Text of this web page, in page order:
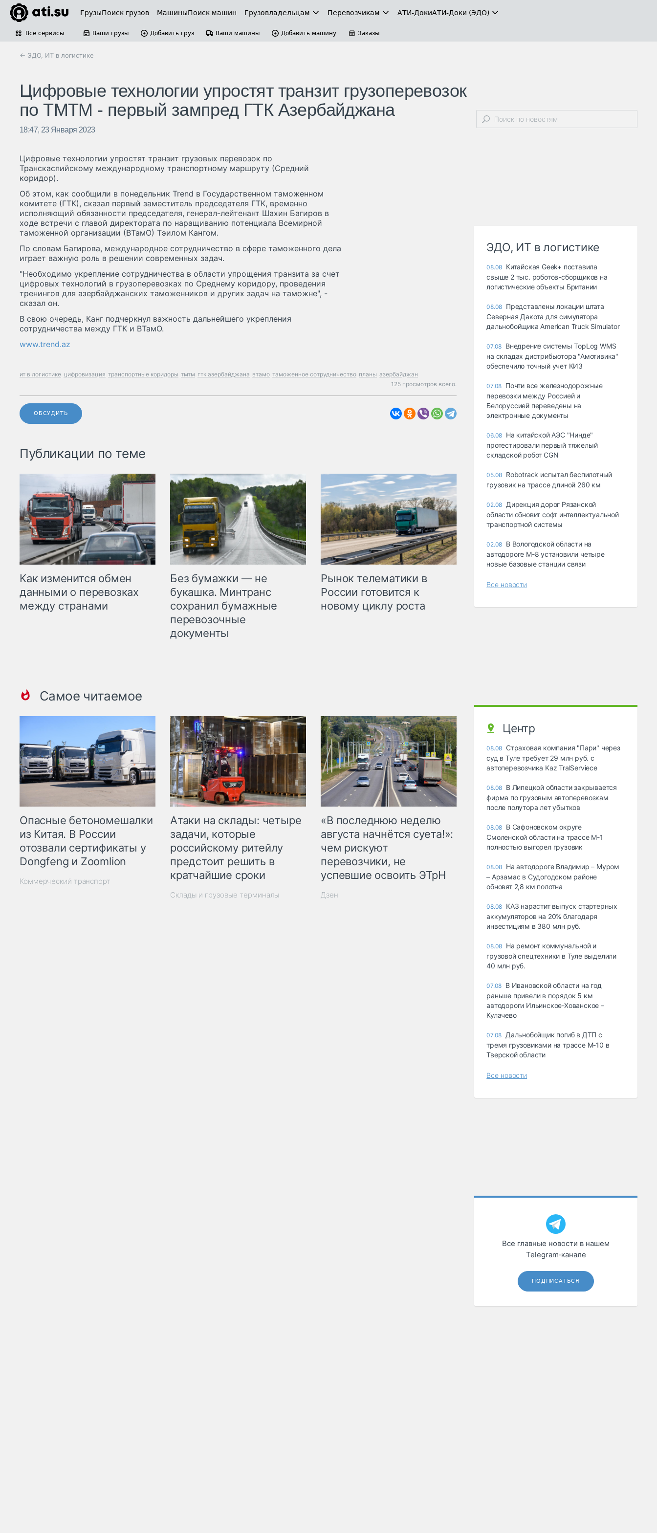
ГрузыПоиск грузов МашиныПоиск машин Грузовладельцам Перевозчикам АТИ-ДокиАТИ-Доки (ЭДО)
Все сервисы Ваши грузы Добавить груз Ваши машины Добавить машину Заказы
← ЭДО, ИТ в логистике
Цифровые технологии упростят транзит грузоперевозок
по ТМТМ - первый зампред ГТК Азербайджана
18:47, 23 Января 2023
Цифровые технологии упростят транзит грузовых перевозок по
Транскаспийскому международному транспортному маршруту (Средний
коридор).
Об этом, как сообщили в понедельник Trend в Государственном таможенном
комитете (ГТК), сказал первый заместитель председателя ГТК, временно
исполняющий обязанности председателя, генерал-лейтенант Шахин Багиров в
ходе встречи с главой директората по наращиванию потенциала Всемирной
таможенной организации (ВТамО) Тэилом Кангом.
По словам Багирова, международное сотрудничество в сфере таможенного дела
играет важную роль в решении современных задач.
"Необходимо укрепление сотрудничества в области упрощения транзита за счет
цифровых технологий в грузоперевозках по Среднему коридору, проведения
тренингов для азербайджанских таможенников и других задач на таможне", -
сказал он.
В свою очередь, Канг подчеркнул важность дальнейшего укрепления
сотрудничества между ГТК и ВТамО.
www.trend.az
ит в логистике цифровизация транспортные коридоры тмтм гтк азербайджана втамо таможенное сотрудничество планы азербайджан
125 просмотров всего.
ОБСУДИТЬ
Публикации по теме
Как изменится обмен
данными о перевозках
между странами
Без бумажки — не
букашка. Минтранс
сохранил бумажные
перевозочные
документы
Рынок телематики в
России готовится к
новому циклу роста
Самое читаемое
Опасные бетономешалки
из Китая. В России
отозвали сертификаты у
Dongfeng и Zoomlion
Коммерческий транспорт
Атаки на склады: четыре
задачи, которые
российскому ритейлу
предстоит решить в
кратчайшие сроки
Склады и грузовые терминалы
«В последнюю неделю
августа начнётся суета!»:
чем рискуют
перевозчики, не
успевшие освоить ЭТрН
Дзен
ЭДО, ИТ в логистике
08.08 Китайская Geek+ поставила
свыше 2 тыс. роботов-сборщиков на
логистические объекты Британии
08.08 Представлены локации штата
Северная Дакота для симулятора
дальнобойщика American Truck Simulator
07.08 Внедрение системы TopLog WMS
на складах дистрибьютора "Амотивика"
обеспечило точный учет КИЗ
07.08 Почти все железнодорожные
перевозки между Россией и
Белоруссией переведены на
электронные документы
06.08 На китайской АЭС "Нинде"
протестировали первый тяжелый
складской робот CGN
05.08 Robotrack испытал беспилотный
грузовик на трассе длиной 260 км
02.08 Дирекция дорог Рязанской
области обновит софт интеллектуальной
транспортной системы
02.08 В Вологодской области на
автодороге М-8 установили четыре
новые базовые станции связи
Все новости
Центр
08.08 Страховая компания "Пари" через
суд в Туле требует 29 млн руб. с
автоперевозчика Kaz TralServiece
08.08 В Липецкой области закрывается
фирма по грузовым автоперевозкам
после полутора лет убытков
08.08 В Сафоновском округе
Смоленской области на трассе М-1
полностью выгорел грузовик
08.08 На автодороге Владимир – Муром
– Арзамас в Судогодском районе
обновят 2,8 км полотна
08.08 КАЗ нарастит выпуск стартерных
аккумуляторов на 20% благодаря
инвестициям в 380 млн руб.
08.08 На ремонт коммунальной и
грузовой спецтехники в Туле выделили
40 млн руб.
07.08 В Ивановской области на год
раньше привели в порядок 5 км
автодороги Ильинское-Хованское –
Кулачево
07.08 Дальнобойщик погиб в ДТП с
тремя грузовиками на трассе М-10 в
Тверской области
Все новости
Все главные новости в нашем
Telegram‑канале
ПОДПИСАТЬСЯ